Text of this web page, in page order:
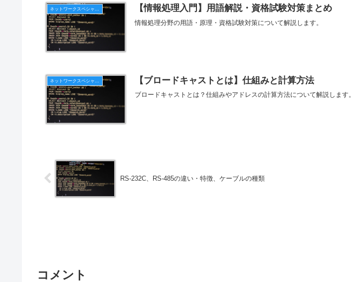
【情報処理入門】用語解説・資格試験対策まとめ
情報処理分野の用語・原理・資格試験対策について解説します。
【ブロードキャストとは】仕組みと計算方法
ブロードキャストとは？仕組みやアドレスの計算方法について解説します。
RS-232C、RS-485の違い・特徴、ケーブルの種類
コメント